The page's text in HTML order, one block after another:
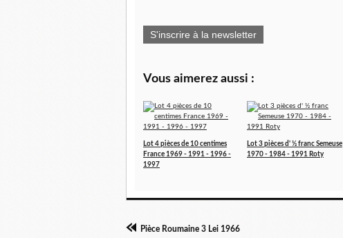
S'inscrire à la newsletter
Vous aimerez aussi :
Lot 4 pièces de 10 centimes
France 1969 - 1991 - 1996 -
1997
Lot 3 pièces d' ½ franc Semeuse
1970 - 1984 - 1991 Roty
Pièce Roumaine 3 Lei 1966